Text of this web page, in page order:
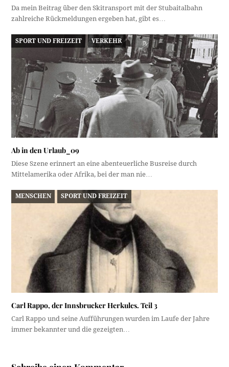
Da mein Beitrag über den Skitransport mit der Stubaitalbahn
zahlreiche Rückmeldungen ergeben hat, gibt es…
SPORT UND FREIZEIT VERKEHR
Ab in den Urlaub_09
Diese Szene erinnert an eine abenteuerliche Busreise durch
Mittelamerika oder Afrika, bei der man nie…
MENSCHEN SPORT UND FREIZEIT
Carl Rappo, der Innsbrucker Herkules. Teil 3
Carl Rappo und seine Aufführungen wurden im Laufe der Jahre
immer bekannter und die gezeigten…